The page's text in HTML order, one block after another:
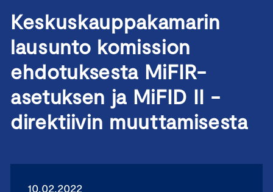
Keskuskauppakamarin
lausunto komission
ehdotuksesta MiFIR-
asetuksen ja MiFID II -
direktiivin muuttamisesta
10.02.2022